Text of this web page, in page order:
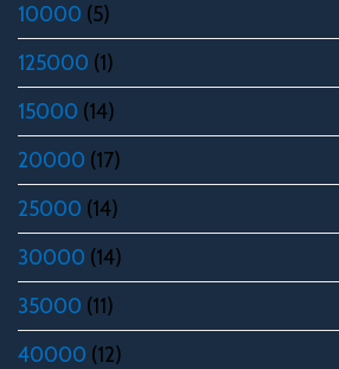
10000 (5)
125000 (1)
15000 (14)
20000 (17)
25000 (14)
30000 (14)
35000 (11)
40000 (12)